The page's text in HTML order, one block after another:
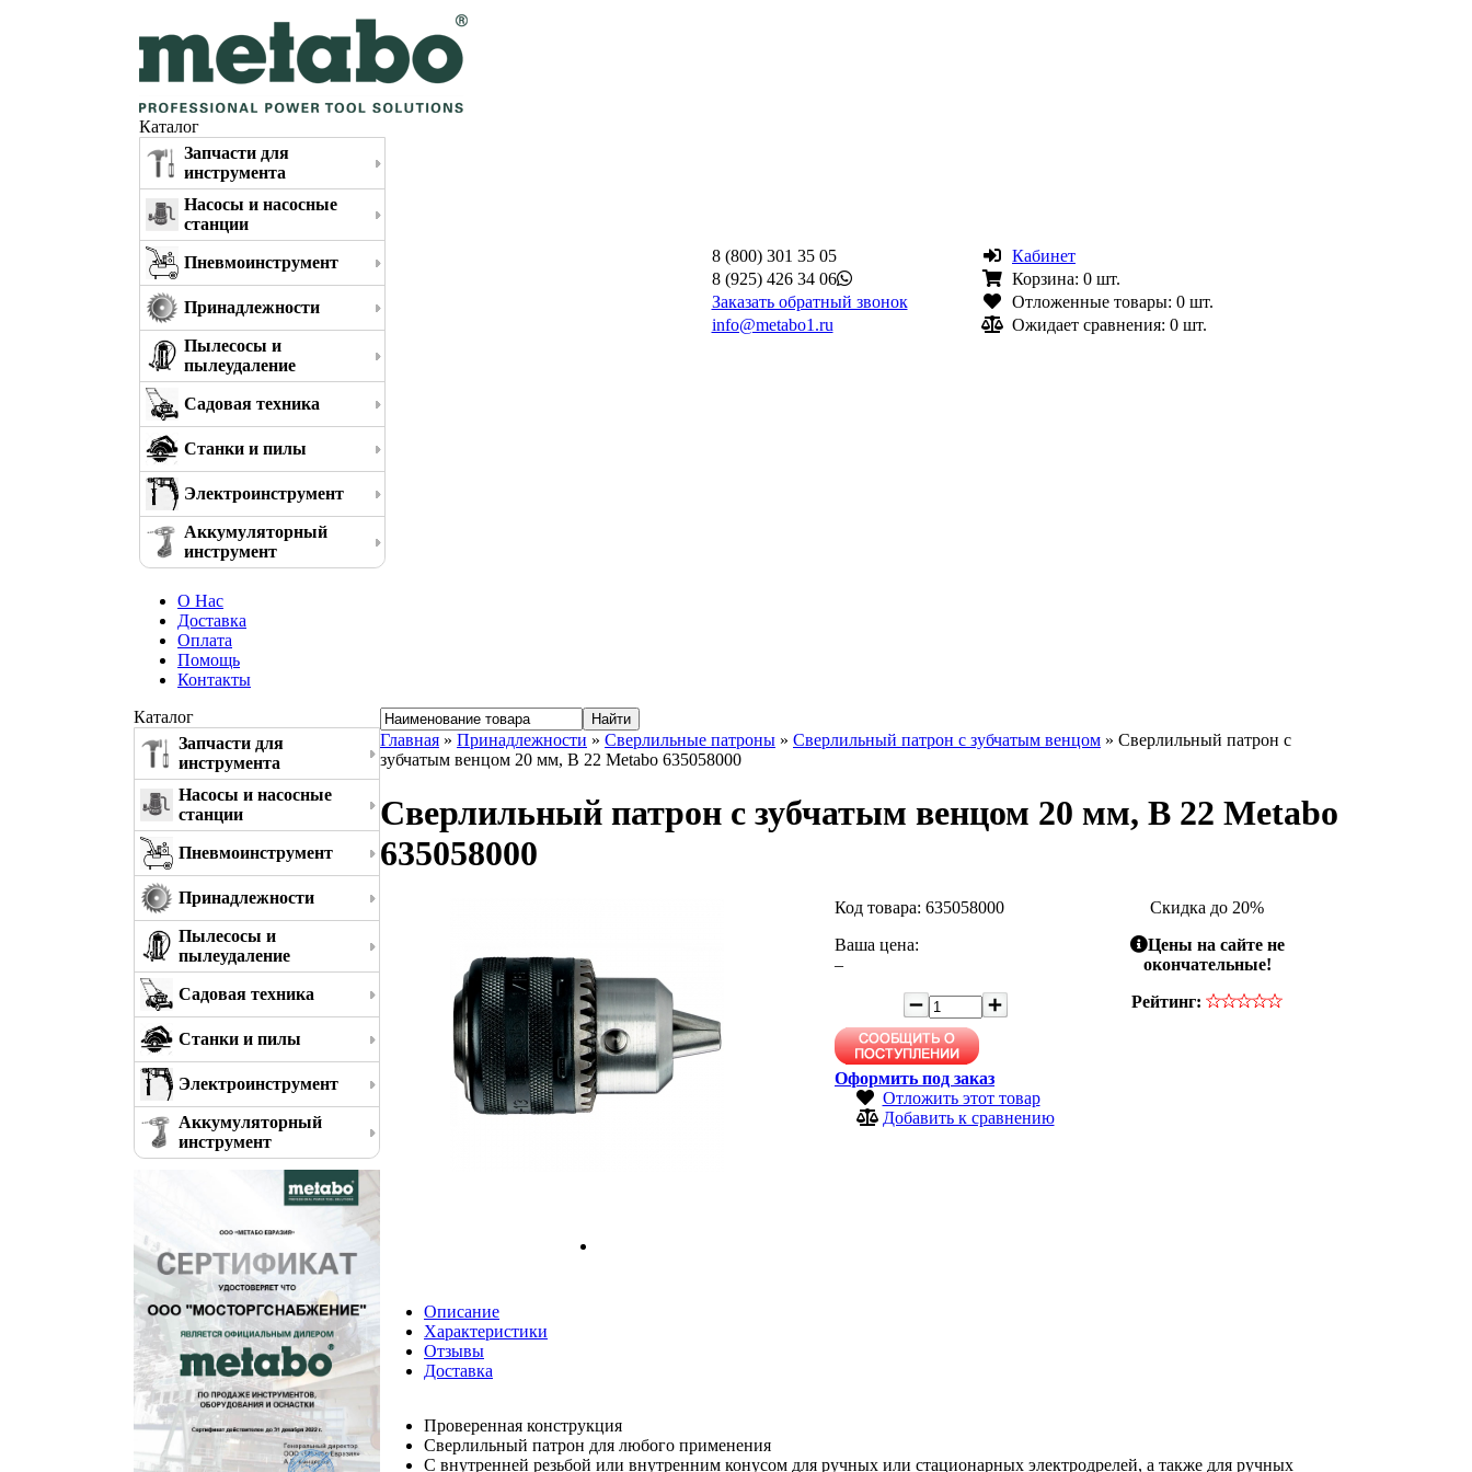
Каталог
Запчасти для
инструмента
Насосы и насосные
станции
Пневмоинструмент
Принадлежности
Пылесосы и
пылеудаление
Садовая техника
Станки и пилы
Электроинструмент
Аккумуляторный
инструмент
8 (800) 301 35 05
8 (925) 426 34 06
Заказать обратный звонок
info@metabo1.ru
Кабинет
Корзина: 0 шт.
Отложенные товары: 0 шт.
Ожидает сравнения: 0 шт.
О Нас
Доставка
Оплата
Помощь
Контакты
Каталог
Запчасти для
инструмента
Насосы и насосные
станции
Пневмоинструмент
Принадлежности
Пылесосы и
пылеудаление
Садовая техника
Станки и пилы
Электроинструмент
Аккумуляторный
инструмент
Главная » Принадлежности » Сверлильные патроны » Сверлильный патрон с зубчатым венцом » Сверлильный патрон с
зубчатым венцом 20 мм, В 22 Metabo 635058000
Сверлильный патрон с зубчатым венцом 20 мм, В 22 Metabo
635058000
Код товара: 635058000
Ваша цена:
–
Оформить под заказ
Отложить этот товар
Добавить к сравнению
Скидка до 20%
Цены на сайте не
окончательные!
Рейтинг:
Описание
Характеристики
Отзывы
Доставка
Проверенная конструкция
Сверлильный патрон для любого применения
С внутренней резьбой или внутренним конусом для ручных или стационарных электродрелей, а также для ручных